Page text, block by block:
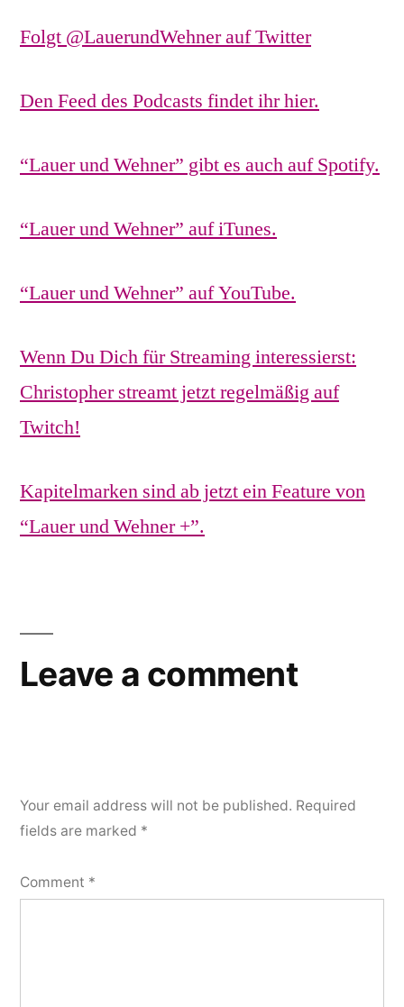
Folgt @LauerundWehner auf Twitter
Den Feed des Podcasts findet ihr hier.
“Lauer und Wehner” gibt es auch auf Spotify.
“Lauer und Wehner” auf iTunes.
“Lauer und Wehner” auf YouTube.
Wenn Du Dich für Streaming interessierst:
Christopher streamt jetzt regelmäßig auf
Twitch!
Kapitelmarken sind ab jetzt ein Feature von
“Lauer und Wehner +”.
Leave a comment
Your email address will not be published. Required
fields are marked *
Comment *